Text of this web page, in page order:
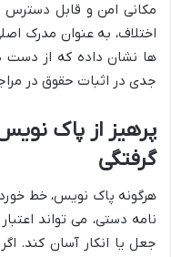
مکانی امن و قابل دسترس
اختلاف، به عنوان مدرک
ها نشان داده که از
جدی در اثبات حقوق در
پرهیز از پاک
گرفتگی
هرگونه پاک نویس، خط
نامه دستی، می تواند
جعل یا انکار آسان کند.